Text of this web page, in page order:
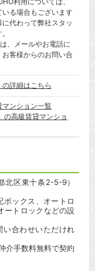
る場合もございます
代わって弊社スタッ
、メールやお電話に
客様からのお問い合
の詳細はこちら
マンション一覧
の高級賃貸マンショ
北区東十条2-5-9）
ボックス、オートロ
ートロックなどの設
合わせいただけれ
介手数料無料で契約